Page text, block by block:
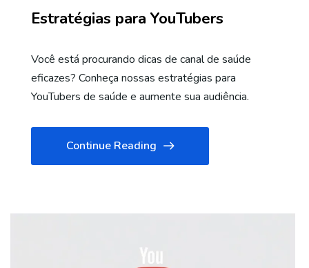
Estratégias para YouTubers
Você está procurando dicas de canal de saúde
eficazes? Conheça nossas estratégias para
YouTubers de saúde e aumente sua audiência.
Continue Reading